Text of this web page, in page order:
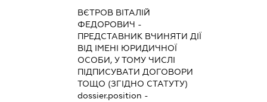
ВЄТРОВ ВІТАЛІЙ
ФЕДОРОВИЧ -
ПРЕДСТАВНИК ВЧИНЯТИ ДІЇ
ВІД ІМЕНІ ЮРИДИЧНОЇ
ОСОБИ, У ТОМУ ЧИСЛІ
ПІДПИСУВАТИ ДОГОВОРИ
ТОЩО (ЗГІДНО СТАТУТУ)
dossier.position -